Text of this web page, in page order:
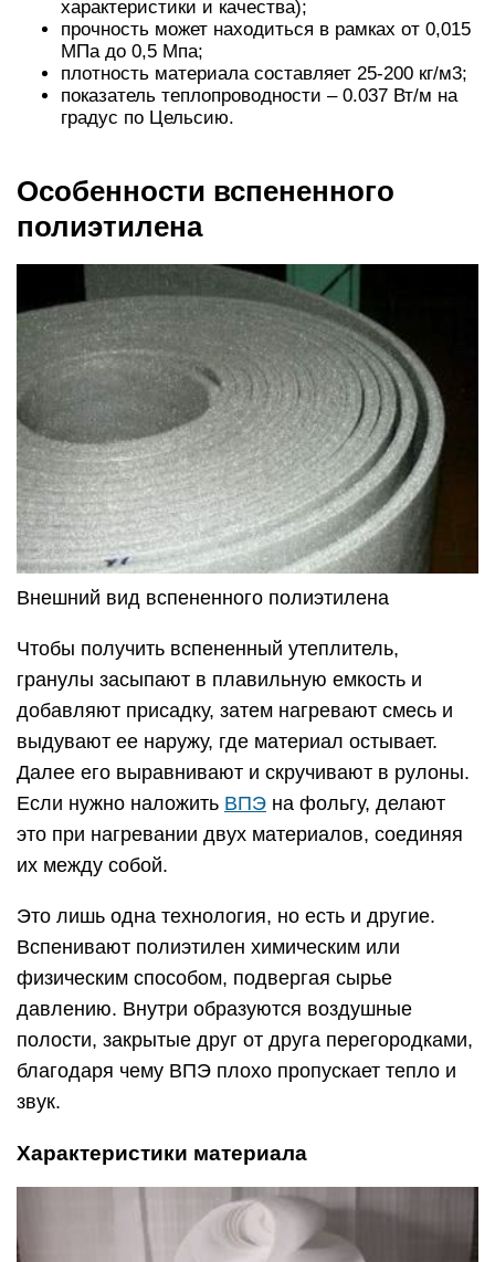
характеристики и качества);
прочность может находиться в рамках от 0,015
МПа до 0,5 Мпа;
плотность материала составляет 25-200 кг/м3;
показатель теплопроводности – 0.037 Вт/м на
градус по Цельсию.
Особенности вспененного
полиэтилена
Внешний вид вспененного полиэтилена
Чтобы получить вспененный утеплитель,
гранулы засыпают в плавильную емкость и
добавляют присадку, затем нагревают смесь и
выдувают ее наружу, где материал остывает.
Далее его выравнивают и скручивают в рулоны.
Если нужно наложить ВПЭ на фольгу, делают
это при нагревании двух материалов, соединяя
их между собой.
Это лишь одна технология, но есть и другие.
Вспенивают полиэтилен химическим или
физическим способом, подвергая сырье
давлению. Внутри образуются воздушные
полости, закрытые друг от друга перегородками,
благодаря чему ВПЭ плохо пропускает тепло и
звук.
Характеристики материала